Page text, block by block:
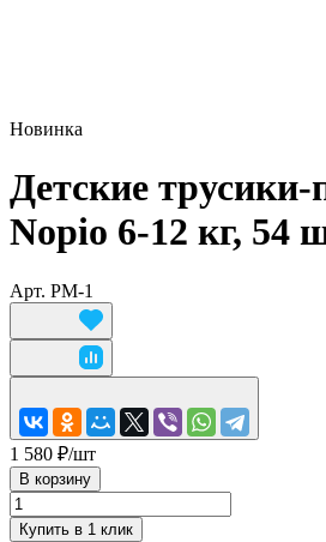
Новинка
Детские трусики-
Nopio 6-12 кг, 54
Арт. PM-1
1 580 ₽/шт
В корзину
Купить в 1 клик